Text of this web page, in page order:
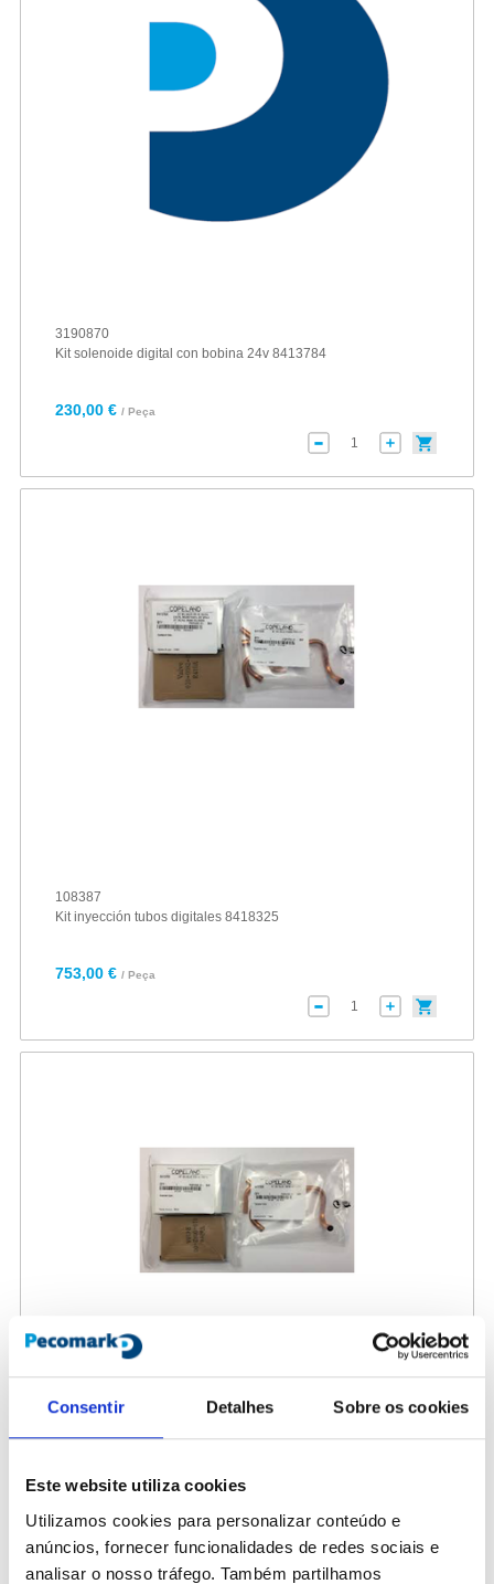
Consentir Detalhes Sobre os cookies
Este website utiliza cookies
Utilizamos cookies para personalizar conteúdo e
anúncios, fornecer funcionalidades de redes sociais e
analisar o nosso tráfego. Também partilhamos
3190870
Kit solenoide digital con bobina 24v 8413784
230,00 € / Peça
108387
Kit inyección tubos digitales 8418325
753,00 € / Peça
Kit inyección tubos digitales 8418314